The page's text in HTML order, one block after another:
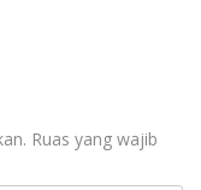
Ruas yang wajib